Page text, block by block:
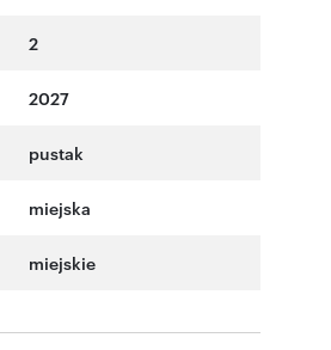
2
2027
pustak
miejska
miejskie